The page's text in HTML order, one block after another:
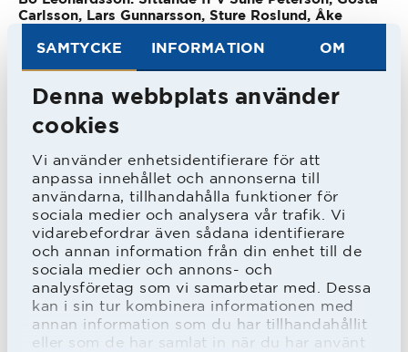
SAMTYCKE INFORMATION OM
Denna webbplats använder
cookies
Vi använder enhetsidentifierare för att
anpassa innehållet och annonserna till
användarna, tillhandahålla funktioner för
sociala medier och analysera vår trafik. Vi
vidarebefordrar även sådana identifierare
och annan information från din enhet till de
sociala medier och annons- och
analysföretag som vi samarbetar med. Dessa
kan i sin tur kombinera informationen med
annan information som du har tillhandahållit
eller som de har samlat in när du har använt
Carlsson, Lars Gunnarsson, Sture Roslund, Åke
Sista matchen var i november 1949, då
han samtidigt var tränare för laget, och
IFK Malmö. Under sista höstsäsongen
hade stommen till det kommande
silverlaget debuterat och han fick spela
tillsammans med Gunnar Johansson,
Olle Ericsson, Olle Göransson, Östen
Ståhl och Sylve Bengtsson.